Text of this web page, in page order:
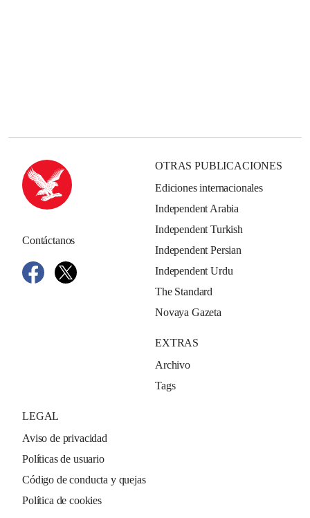
Contáctanos
OTRAS PUBLICACIONES
Ediciones internacionales
Independent Arabia
Independent Turkish
Independent Persian
Independent Urdu
The Standard
Novaya Gazeta
EXTRAS
Archivo
Tags
LEGAL
Aviso de privacidad
Políticas de usuario
Código de conducta y quejas
Política de cookies